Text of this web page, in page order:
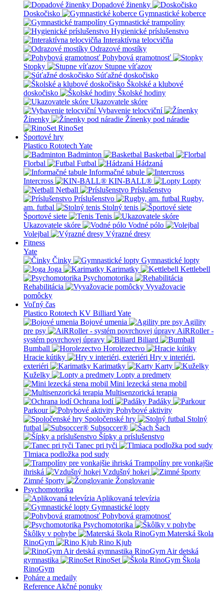
Dopadové žinenky
Doskočisko
Gymnastické koberce
Gymnastické trampolíny
Hygienické príslušenstvo
Interaktívna telocvičňa
Odrazové mostíky
Pohybová gramotnosť
Stopky
Stupne víťazov
Súťažné doskočisko
Školské a klubové
doskočisko
Školské hodiny
Ukazovatele skóre
Vybavenie telocviční
Žínenky
Žínenky pod náradie
RinoSet
Športové hry
Plastico Rototech Yate
Badminton
Basketbal
Florbal
Futbal
Hádzaná
Informačné tabule
Intercross
KIN-BALL®
Lopty
Netball
Príslušenstvo
Príslušenstvo
Rugby,
am. futbal
Stolný tenis
Športové siete
Tenis
Ukazovatele skóre
Vodné pólo
Volejbal
Výrazné dresy
Fitness
Yate
Činky
Gymnastické lopty
Joga
Karimatky
Kettlebell
Psychomotorika
Rehabilitácia
Vyvažovacie
pomôcky
Voľný čas
Plastico Rototech KV Billiard Yate
Bojové umenia
Agility
pre psy
AiRRoller -
systém povrchovej úpravy
Biliard
Bumball
Horolezectvo
Hracie kútiky
Hry v interiéri,
exteriéri
Karimatky
Karty
Kuželky
Lopty a predmety
Mini lezecká stena mobil
Multisenzorická terapia
Ochrana lodí
Padáky
Parkour
Pohybové aktivity
Spoločenské hry
Stolný
futbal
Subsoccer®
Šach
Šípky a príslušenstvo
Tanec pri tyči
Tlmiaca podložka pod sudy
Trampolíny pre vonkajšie
ihriská
Vzdušný hokej
Zimné športy
Žonglovanie
Psychomotorika
Aplikovaná televízia
Gymnastické lopty
Pohybová gramotnosť
Psychomotorika
Škôlky v pohybe
Materská škola
RinoGym
Rino Kjub
RinoGym Air detská
gymnastika
RinoSet
Škola
RinoGym
Poháre a medaily
Reference Akčné ponuky